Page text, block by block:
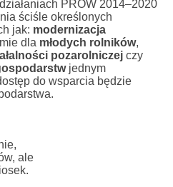
PROW 2014–2020
ściśle określonych
jak: modernizacja
dla młodych rolników,
pozarolniczej czy
jednym
do wsparcia będzie
ale